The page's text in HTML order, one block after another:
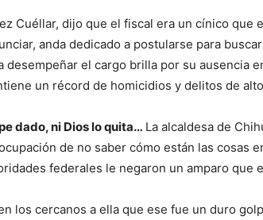
Cuéllar, dijo que el fiscal era un cínico que
anda dedicado a postularse para
desempeñar el cargo brilla por su ausencia
un récord de homicidios y delitos de
dado, ni Dios lo quita… La alcaldesa de
de no saber cómo están las cosas
federales le negaron un amparo que
los cercanos a ella que ese fue un duro